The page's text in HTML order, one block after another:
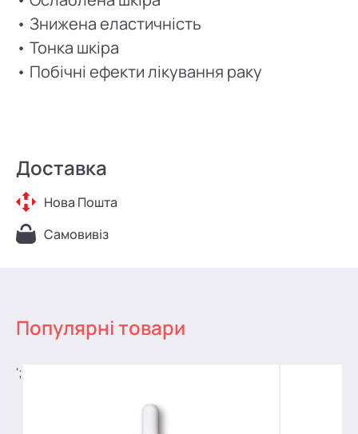
• Знижена еластичність
• Тонка шкіра
• Побічні ефекти лікування раку
Доставка
Нова Пошта
Самовивіз
Популярні товари
';